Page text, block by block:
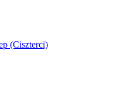
(Ciszterci)